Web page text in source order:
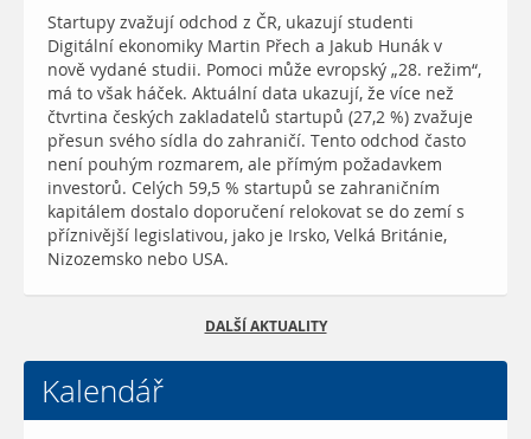
Startupy zvažují odchod z ČR, ukazují studenti
Digitální ekonomiky Martin Přech a Jakub Hunák v
nově vydané studii. Pomoci může evropský „28. režim“,
má to však háček. Aktuální data ukazují, že více než
čtvrtina českých zakladatelů startupů (27,2 %) zvažuje
přesun svého sídla do zahraničí. Tento odchod často
není pouhým rozmarem, ale přímým požadavkem
investorů. Celých 59,5 % startupů se zahraničním
kapitálem dostalo doporučení relokovat se do zemí s
příznivější legislativou, jako je Irsko, Velká Británie,
Nizozemsko nebo USA.
DALŠÍ AKTUALITY
Kalendář